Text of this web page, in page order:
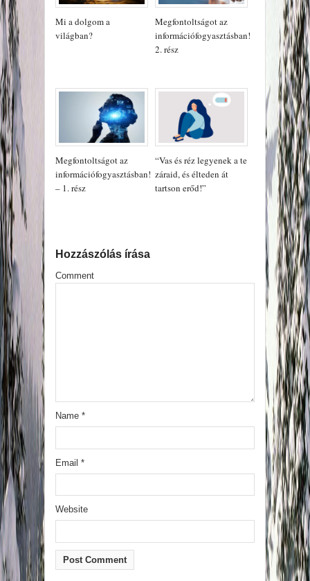
Mi a dolgom a
világban?
Megfontoltságot az
információfogyasztásban!
2. rész
Megfontoltságot az
információfogyasztásban!
– 1. rész
“Vas és réz legyenek a te
záraid, és élteden át
tartson erőd!”
Hozzászólás írása
Comment
Name *
Email *
Website